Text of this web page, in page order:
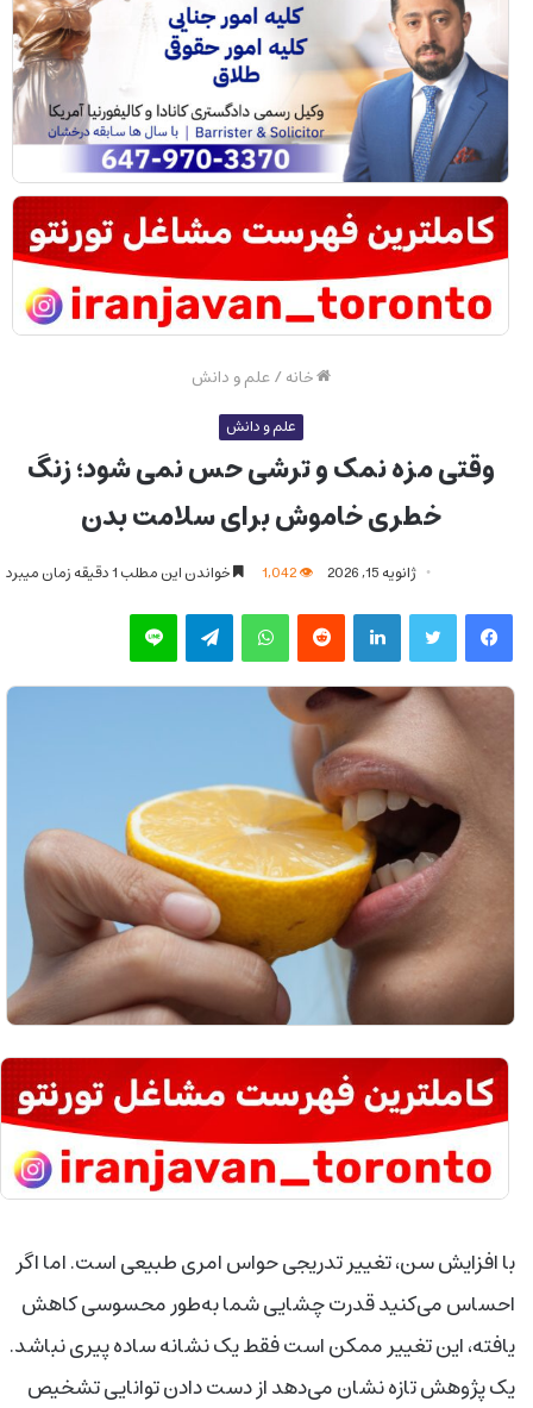
خانه/علم و دانش
علم و دانش
وقتی مزه نمک و ترشی حس نمی شود؛ زنگ
خطری خاموش برای سلامت بدن
ژانویه 15, 2026 خواندن این مطلب 1 دقیقه زمان میبرد
فیس بوک توییتر لینکدین‫رددیت واتس آپ تلگرام لاین
با افزایش سن، تغییر تدریجی حواس امری طبیعی است. اما اگر
احساس می‌کنید قدرت چشایی شما به‌طور محسوسی کاهش
یافته، این تغییر ممکن است فقط یک نشانه ساده پیری نباشد.
یک پژوهش تازه نشان می‌دهد از دست دادن توانایی تشخیص